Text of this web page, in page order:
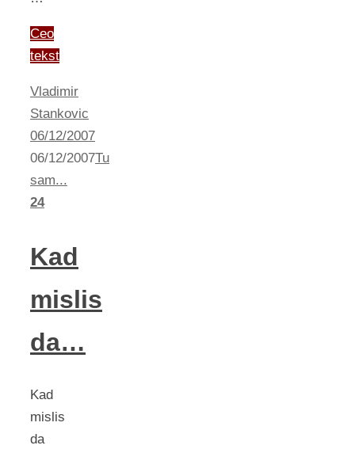
Ceo
tekst
Vladimir
Stankovic
06/12/2007
06/12/2007Tu
sam...
24
Kad
mislis
da…
Kad
mislis
da